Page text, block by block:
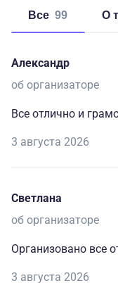
Все 99
Александр
об организаторе
Все отлично и
3 августа 2026
Светлана
об организаторе
Организовано все
3 августа 2026